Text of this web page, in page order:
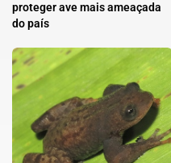
proteger ave mais ameaçada
do país